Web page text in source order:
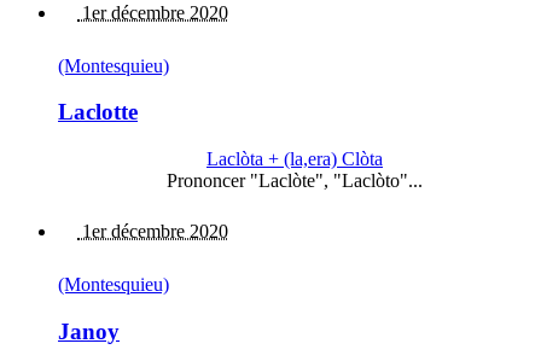
1er décembre 2020
(Montesquieu)
Laclotte
Laclòta + (la,era) Clòta
Prononcer "Laclòte", "Laclòto"...
1er décembre 2020
(Montesquieu)
Janoy